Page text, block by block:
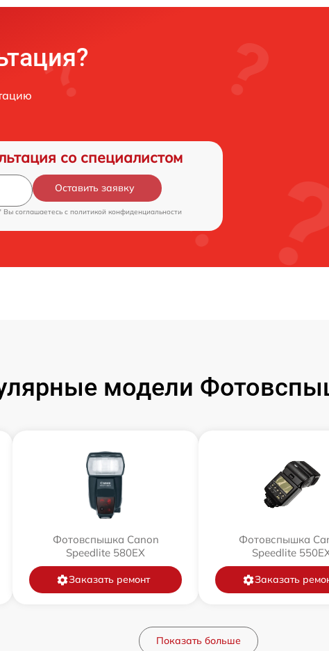
со специалистом
Оставить заявку
Вы соглашаетесь c политикой конфиденциальности
модели
Фотовспышка Canon
Speedlite 580EX
Заказать ремонт
Фотовспышка
Speedlite
Заказать
Показать больше